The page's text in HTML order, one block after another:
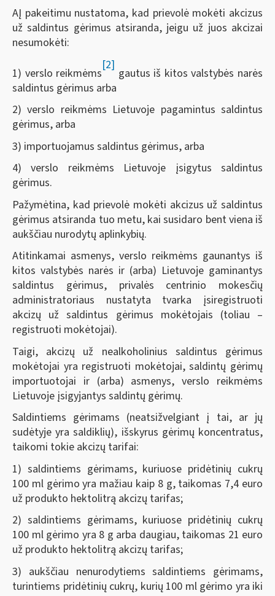
AĮ pakeitimu nustatoma, kad prievolė mokėti akcizus
už saldintus gėrimus atsiranda, jeigu už juos akcizai
nesumokėti:
1) verslo reikmėms
[2]
gautus iš kitos valstybės narės
saldintus gėrimus arba
2) verslo reikmėms Lietuvoje pagamintus saldintus
gėrimus, arba
3) importuojamus saldintus gėrimus, arba
4) verslo reikmėms Lietuvoje įsigytus saldintus
gėrimus.
Pažymėtina, kad prievolė mokėti akcizus už saldintus
gėrimus atsiranda tuo metu, kai susidaro bent viena iš
aukščiau nurodytų aplinkybių.
Atitinkamai asmenys, verslo reikmėms gaunantys iš
kitos valstybės narės ir (arba) Lietuvoje gaminantys
saldintus gėrimus, privalės centrinio mokesčių
administratoriaus nustatyta tvarka įsiregistruoti
akcizų už saldintus gėrimus mokėtojais (toliau –
registruoti mokėtojai).
Taigi, akcizų už nealkoholinius saldintus gėrimus
mokėtojai yra registruoti mokėtojai, saldintų gėrimų
importuotojai ir (arba) asmenys, verslo reikmėms
Lietuvoje įsigyjantys saldintų gėrimų.
Saldintiems gėrimams (neatsižvelgiant į tai, ar jų
sudėtyje yra saldiklių), išskyrus gėrimų koncentratus,
taikomi tokie akcizų tarifai:
1) saldintiems gėrimams, kuriuose pridėtinių cukrų
100 ml gėrimo yra mažiau kaip 8 g, taikomas 7,4 euro
už produkto hektolitrą akcizų tarifas;
2) saldintiems gėrimams, kuriuose pridėtinių cukrų
100 ml gėrimo yra 8 g arba daugiau, taikomas 21 euro
už produkto hektolitrą akcizų tarifas;
3) aukščiau nenurodytiems saldintiems gėrimams,
turintiems pridėtinių cukrų, kurių 100 ml gėrimo yra iki